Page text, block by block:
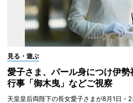
見る・遊ぶ
愛子さま、パール身につけ伊
行事「御木曳」などご視察
天皇皇后両陛下の長女愛子さまが8月1日・